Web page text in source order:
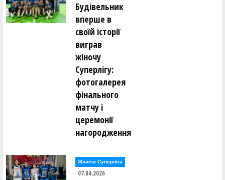
Будівельник
вперше в
своїй історії
виграв
жіночу
Суперлігу:
фотогалерея
фінального
матчу і
церемонії
нагородження
Жіноча Суперліга
07.04.2026